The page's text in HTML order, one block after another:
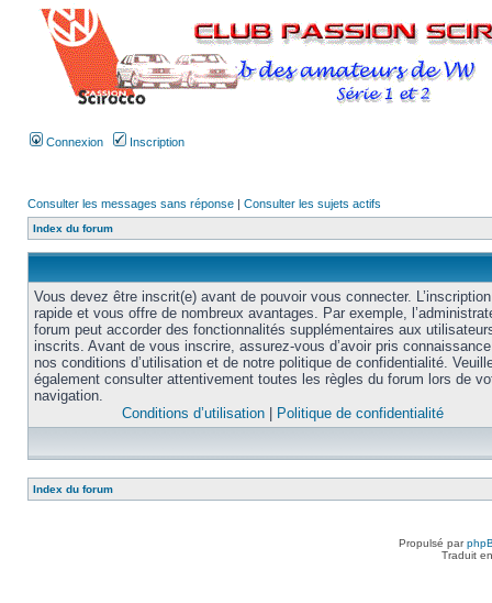
Connexion Inscription
Consulter les messages sans réponse | Consulter les sujets actifs
Index du forum
Vous devez être inscrit(e) avant de pouvoir vous connecter.
rapide et vous offre de nombreux avantages. Par exemple,
forum peut accorder des fonctionnalités supplémentaires aux
inscrits. Avant de vous inscrire, assurez-vous d’avoir pris
nos conditions d’utilisation et de notre politique de confidentialité.
également consulter attentivement toutes les règles du forum lors de
navigation.
Conditions d’utilisation
Politique de confidentialité
Index du forum
Propulsé par
Traduit